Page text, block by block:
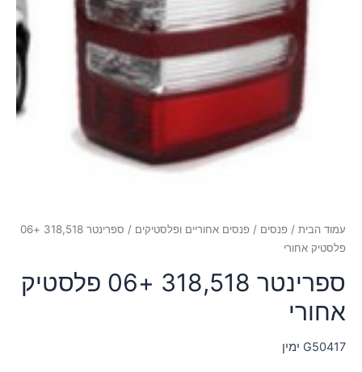
עמוד הבית / פנסים / פנסים אחוריים ופלסטיקים
/ ספרינטר 318,518 +06
פלסטיק אחורי
ספרינטר 318,518 +06 פלסטיק
אחורי
ימין G50417